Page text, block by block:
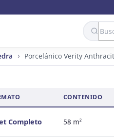
Search
Porcelánico Verity
CONTENIDO
Completo 58 m²